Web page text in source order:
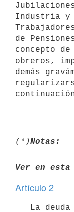
Industria y
de
concepto
obreros,
demás
(*)Notas:
Ver en
Artículo 2